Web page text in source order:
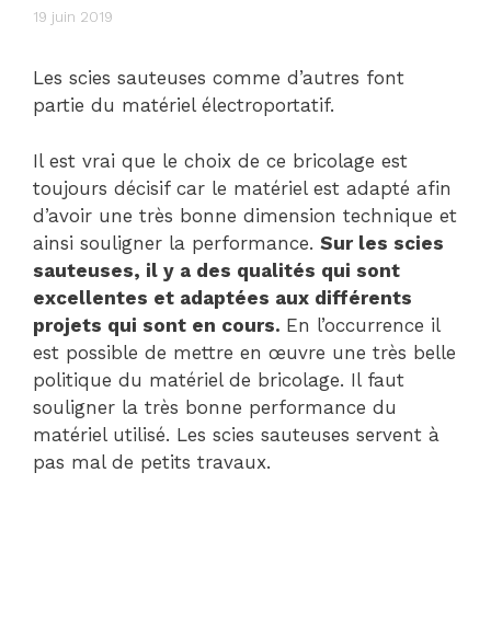
19 juin 2019
Les scies sauteuses comme d’autres font
partie du matériel électroportatif.
Il est vrai que le choix de ce bricolage est
toujours décisif car le matériel est adapté afin
d’avoir une très bonne dimension technique et
ainsi souligner la performance. Sur les scies
sauteuses, il y a des qualités qui sont
excellentes et adaptées aux différents
projets qui sont en cours. En l’occurrence il
est possible de mettre en œuvre une très belle
politique du matériel de bricolage. Il faut
souligner la très bonne performance du
matériel utilisé. Les scies sauteuses servent à
pas mal de petits travaux.